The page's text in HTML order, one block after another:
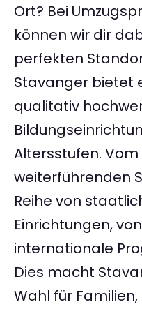
Ort? Bei
können wir dir
perfekten
Stavanger bietet
qualitativ
Altersstufen.
weiterführenden
Reihe von
Einrichtungen,
internationale
Dies macht
Wahl für